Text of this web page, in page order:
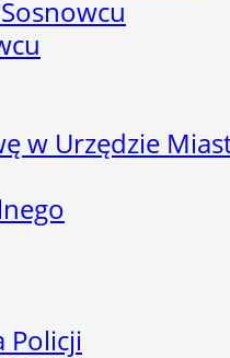
w Urzędzie
Policji